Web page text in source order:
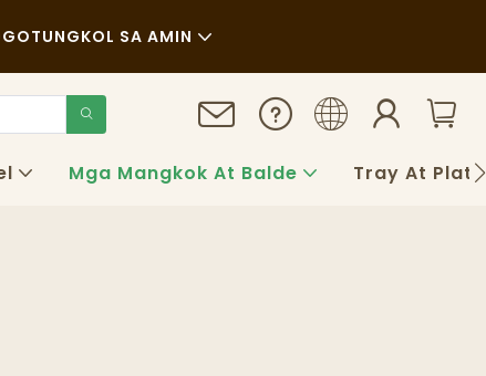
TUNGKOL SA AMIN
Mga Mangkok At Balde Tray At